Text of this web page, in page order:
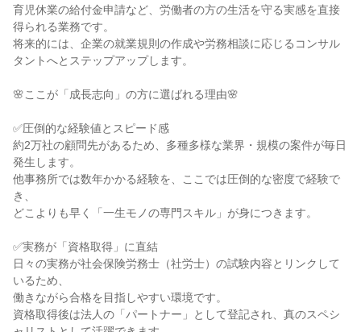
育児休業の給付金申請など、労働者の方の生活を守る実感を直接
得られる業務です。
将来的には、企業の就業規則の作成や労務相談に応じるコンサル
タントへとステップアップします。
🌸ここが「成長志向」の方に選ばれる理由🌸
✅圧倒的な経験値とスピード感
約2万社の顧問先があるため、多種多様な業界・規模の案件が毎日
発生します。
他事務所では数年かかる経験を、ここでは圧倒的な密度で経験で
き、
どこよりも早く「一生モノの専門スキル」が身につきます。
✅実務が「資格取得」に直結
日々の実務が社会保険労務士（社労士）の試験内容とリンクして
いるため、
働きながら合格を目指しやすい環境です。
資格取得後は法人の「パートナー」として登記され、真のスペシ